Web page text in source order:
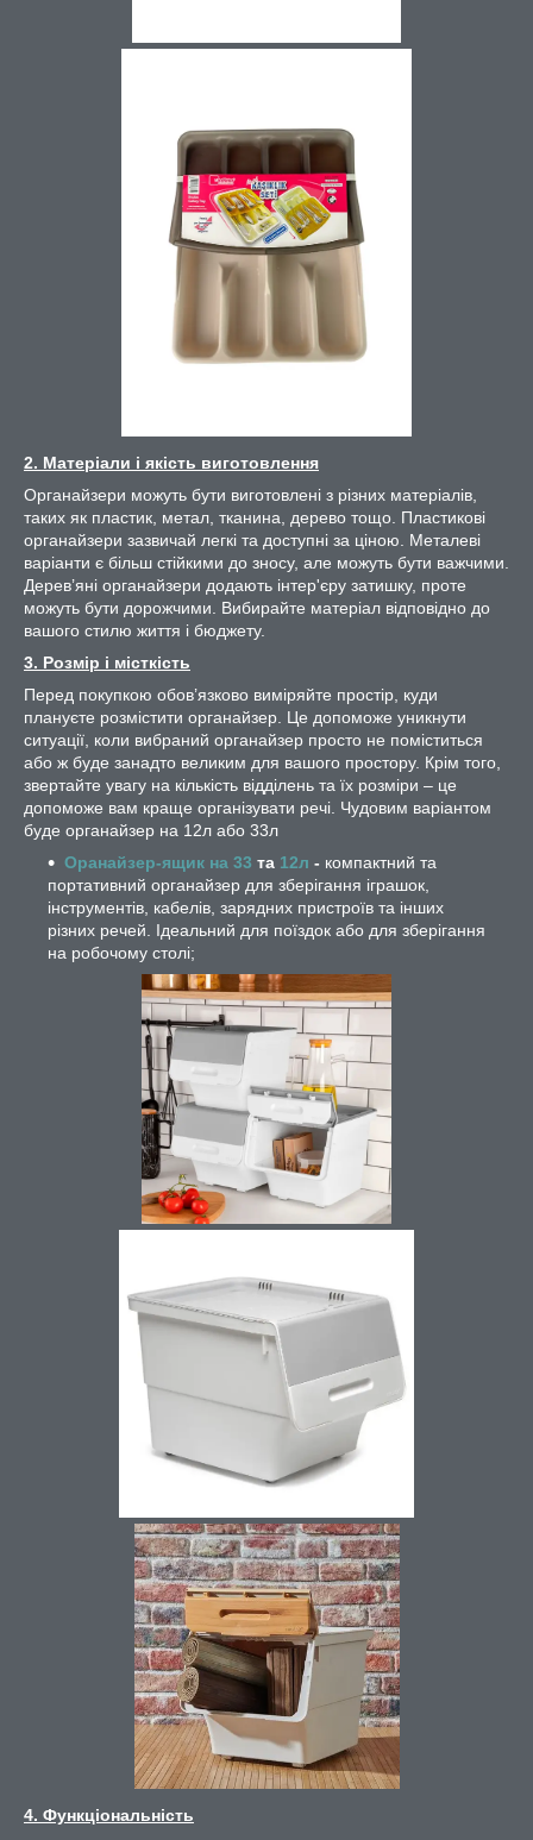
2. Матеріали і якість виготовлення
Органайзери можуть бути виготовлені з різних матеріалів,
таких як пластик, метал, тканина, дерево тощо. Пластикові
органайзери зазвичай легкі та доступні за ціною. Металеві
варіанти є більш стійкими до зносу, але можуть бути важчими.
Дерев’яні органайзери додають інтер'єру затишку, проте
можуть бути дорожчими. Вибирайте матеріал відповідно до
вашого стилю життя і бюджету.
3. Розмір і місткість
Перед покупкою обов’язково виміряйте простір, куди
плануєте розмістити органайзер. Це допоможе уникнути
ситуації, коли вибраний органайзер просто не поміститься
або ж буде занадто великим для вашого простору. Крім того,
звертайте увагу на кількість відділень та їх розміри – це
допоможе вам краще організувати речі. Чудовим варіантом
буде органайзер на 12л або 33л
Оранайзер-ящик на 33 та 12л - компактний та
портативний органайзер для зберігання іграшок,
інструментів, кабелів, зарядних пристроїв та інших
різних речей. Ідеальний для поїздок або для зберігання
на робочому столі;
4. Функціональність